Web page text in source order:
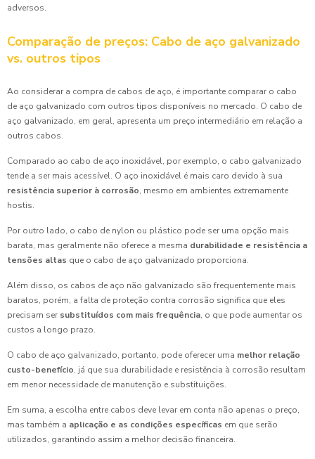
adversos.
Comparação de preços: Cabo de aço galvanizado
vs. outros tipos
Ao considerar a compra de cabos de aço, é importante comparar o cabo
de aço galvanizado com outros tipos disponíveis no mercado. O cabo de
aço galvanizado, em geral, apresenta um preço intermediário em relação a
outros cabos.
Comparado ao cabo de aço inoxidável, por exemplo, o cabo galvanizado
tende a ser mais acessível. O aço inoxidável é mais caro devido à sua
resistência superior à corrosão, mesmo em ambientes extremamente
hostis.
Por outro lado, o cabo de nylon ou plástico pode ser uma opção mais
barata, mas geralmente não oferece a mesma durabilidade e resistência a
tensões altas que o cabo de aço galvanizado proporciona.
Além disso, os cabos de aço não galvanizado são frequentemente mais
baratos, porém, a falta de proteção contra corrosão significa que eles
precisam ser substituídos com mais frequência, o que pode aumentar os
custos a longo prazo.
O cabo de aço galvanizado, portanto, pode oferecer uma melhor relação
custo-benefício, já que sua durabilidade e resistência à corrosão resultam
em menor necessidade de manutenção e substituições.
Em suma, a escolha entre cabos deve levar em conta não apenas o preço,
mas também a aplicação e as condições específicas em que serão
utilizados, garantindo assim a melhor decisão financeira.